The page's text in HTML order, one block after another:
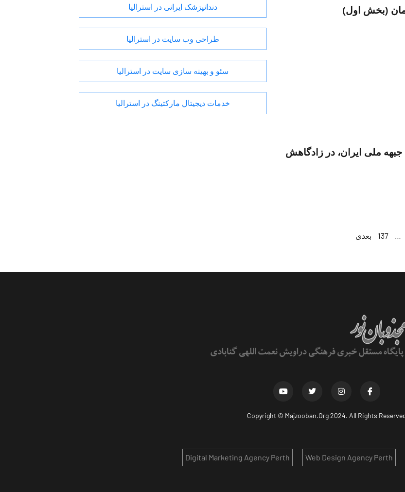
(بخش اول)
ملی ایران، در زادگاهش
137 بعدی
دندانپزشک ایرانی در استرالیا
طراحی وب سایت در استرالیا
سئو و بهینه سازی سایت در استرالیا
خدمات دیجیتال مارکتینگ در استرالیا
Copyright © Majzooban.Org2024. All Rights
Web Design Agency Perth
Digital Marketing Agency Perth